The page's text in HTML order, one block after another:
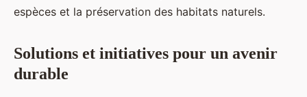
espèces et la préservation des habitats naturels.
Solutions et initiatives pour un avenir
durable